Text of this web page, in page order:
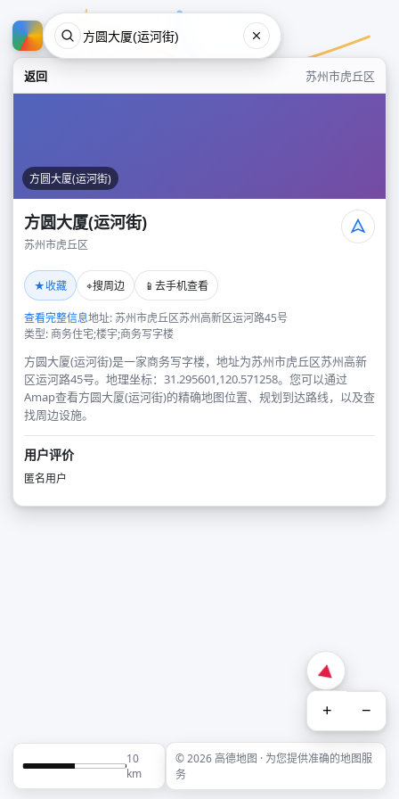
返回 苏州市虎丘区
方圆大厦(运河街)
方圆大厦(运河街)
苏州市虎丘区
★收藏 ⌖搜周边 📱 去手机查看
查看完整信息地址: 苏州市虎丘区苏州高新区运河路45号
类型: 商务住宅;楼宇;商务写字楼
方圆大厦(运河街)是一家商务写字楼，地址为苏州市虎丘区苏州高新
区运河路45号。地理坐标：31.295601,120.571258。您可以通过
Amap查看方圆大厦(运河街)的精确地图位置、规划到达路线，以及查
找周边设施。
用户评价
匿名用户
+ −
10
km
© 2026 高德地图 · 为您提供准确的地图服
务